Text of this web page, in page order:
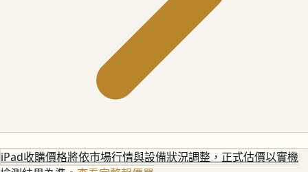
iPad收購價格將依市場行情與設備狀況調整，正式估價以實機